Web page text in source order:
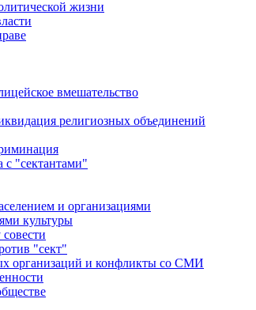
жизни
вмешательство
религиозных объединений
с "сектантами"
и организациями
культуры
"сект"
организаций и конфликты со СМИ